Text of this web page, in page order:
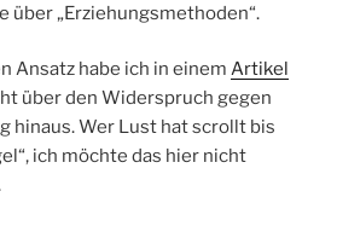
über „Erziehungsmethoden“.
Ansatz habe ich in einem Artikel
über den Widerspruch gegen
hinaus. Wer Lust hat scrollt bis
ich möchte das hier nicht